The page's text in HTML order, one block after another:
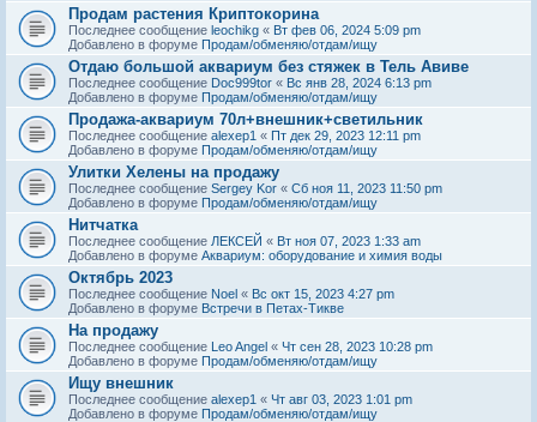
Продам растения Криптокорина
Последнее сообщение leochikg « Вт фев 06, 2024 5:09 pm
Добавлено в форуме Продам/обменяю/отдам/ищу
Отдаю большой аквариум без стяжек в Тель Авиве
Последнее сообщение Doc999tor « Вс янв 28, 2024 6:13 pm
Добавлено в форуме Продам/обменяю/отдам/ищу
Продажа-аквариум 70л+внешник+светильник
Последнее сообщение alexep1 « Пт дек 29, 2023 12:11 pm
Добавлено в форуме Продам/обменяю/отдам/ищу
Улитки Хелены на продажу
Последнее сообщение Sergey Kor « Сб ноя 11, 2023 11:50 pm
Добавлено в форуме Продам/обменяю/отдам/ищу
Нитчатка
Последнее сообщение ЛЕКСЕЙ « Вт ноя 07, 2023 1:33 am
Добавлено в форуме Аквариум: оборудование и химия воды
Октябрь 2023
Последнее сообщение Noel « Вс окт 15, 2023 4:27 pm
Добавлено в форуме Встречи в Петах-Тикве
На продажу
Последнее сообщение Leo Angel « Чт сен 28, 2023 10:28 pm
Добавлено в форуме Продам/обменяю/отдам/ищу
Ищу внешник
Последнее сообщение alexep1 « Чт авг 03, 2023 1:01 pm
Добавлено в форуме Продам/обменяю/отдам/ищу